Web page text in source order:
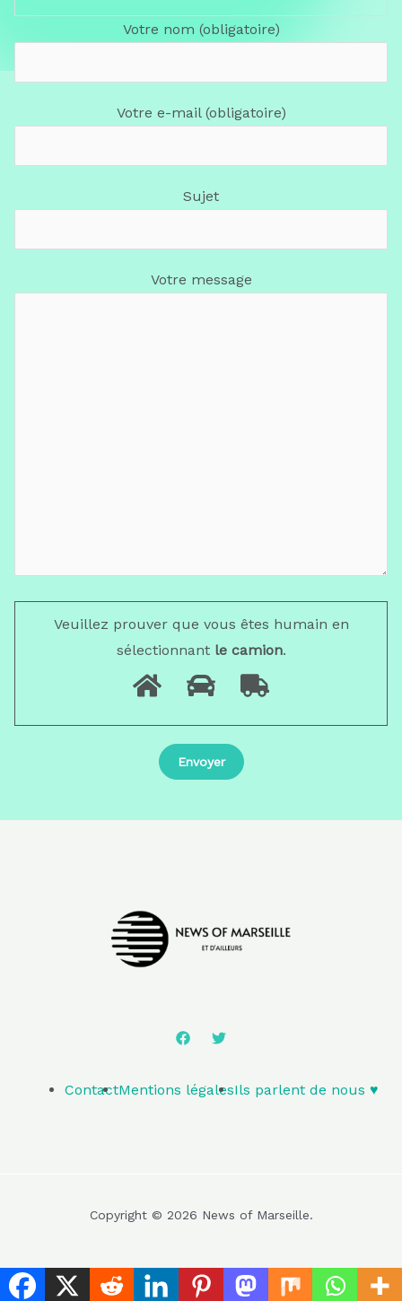
Votre nom (obligatoire)
Votre e-mail (obligatoire)
Sujet
Votre message
Veuillez prouver que vous êtes humain en
sélectionnantle camion.
ContactMentions légalesIls parlent de nous ♥️
Copyright © 2026 News of Marseille.